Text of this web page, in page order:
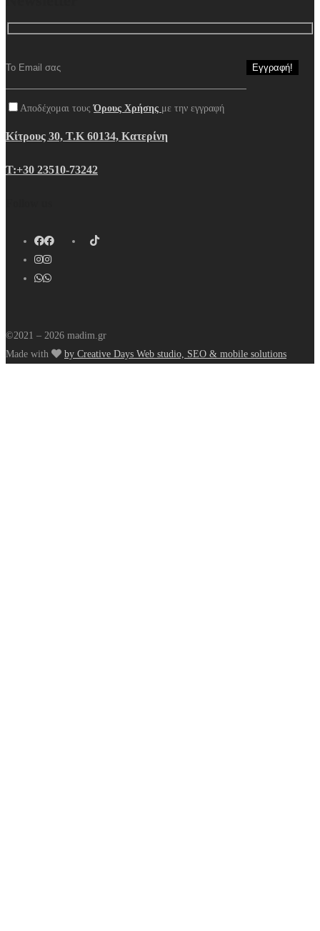
Αποδέχομαι τουςΌρους Χρήσης με την εγγραφή
Κίτρους 30, Τ.Κ 60134, Κατερίνη
Τ:+30 23510-73242
©2021 – 2026 madim.gr
Made with
by Creative Days Web studio, SEO & mobile solutions